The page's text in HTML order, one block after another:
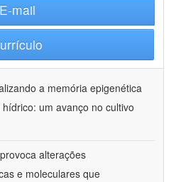
E-mail
a memória epigenética
um avanço no cultivo
alterações
e moleculares que